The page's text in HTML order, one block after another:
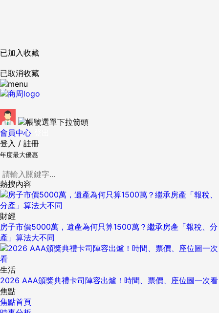
已加入收藏
已取消收藏
會員中心
登入 / 註冊
年度最大優惠
熱搜內容
財經
房子市價5000萬，遺產為何只算1500萬？繼承房產「報稅、分
產」算法大不同
生活
2026 AAA頒獎典禮卡司陣容出爐！時間、票價、座位圖一次看
焦點
焦點首頁